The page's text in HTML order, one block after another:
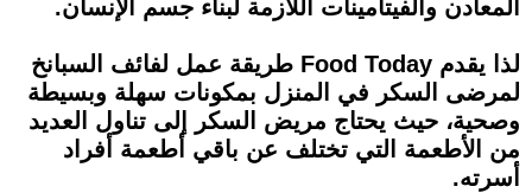
المعادن والفيتامينات اللازمة لبناء جسم الإنسان.
لذا يقدم Food Today طريقة عمل لفائف السبانخ
لمرضى السكر في المنزل بمكونات سهلة وبسيطة
وصحية، حيث يحتاج مريض السكر إلى تناول العديد
من الأطعمة التي تختلف عن باقي أطعمة أفراد
أسرته.